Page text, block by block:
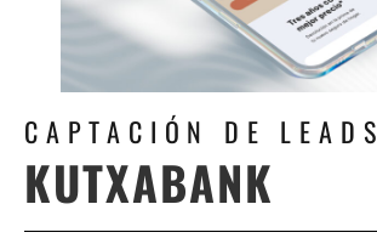
CAPTACIÓN DE LEADS
KUTXABANK